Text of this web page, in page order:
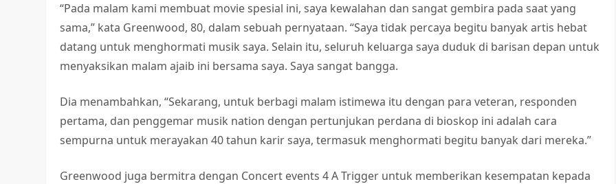
“Pada malam kami membuat movie spesial ini, saya kewalahan dan sangat gembira pada saat yang
sama,” kata Greenwood, 80, dalam sebuah pernyataan. “Saya tidak percaya begitu banyak artis hebat
datang untuk menghormati musik saya. Selain itu, seluruh keluarga saya duduk di barisan depan untuk
menyaksikan malam ajaib ini bersama saya. Saya sangat bangga.
Dia menambahkan, “Sekarang, untuk berbagi malam istimewa itu dengan para veteran, responden
pertama, dan penggemar musik nation dengan pertunjukan perdana di bioskop ini adalah cara
sempurna untuk merayakan 40 tahun karir saya, termasuk menghormati begitu banyak dari mereka.”
Greenwood juga bermitra dengan Concert events 4 A Trigger untuk memberikan kesempatan kepada